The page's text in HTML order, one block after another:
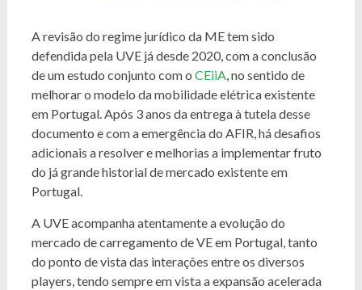
A revisão do regime jurídico da ME tem sido
defendida pela UVE já desde 2020, com a conclusão
de um estudo conjunto com o CEiiA, no sentido de
melhorar o modelo da mobilidade elétrica existente
em Portugal. Após 3 anos da entrega à tutela desse
documento e com a emergência do AFIR, há desafios
adicionais a resolver e melhorias a implementar fruto
do já grande historial de mercado existente em
Portugal.
A UVE acompanha atentamente a evolução do
mercado de carregamento de VE em Portugal, tanto
do ponto de vista das interações entre os diversos
players, tendo sempre em vista a expansão acelerada